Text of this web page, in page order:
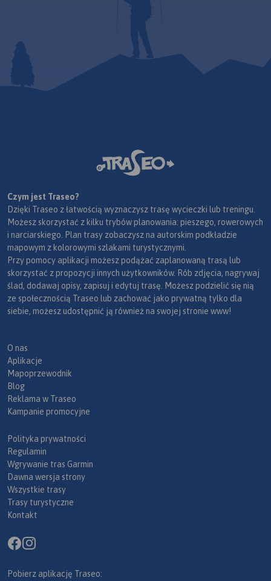
Czym jest Traseo?
Dzięki Traseo z łatwością wyznaczysz trasę wycieczki lub treningu.
Możesz skorzystać z kilku trybów planowania: pieszego, rowerowych
i narciarskiego. Plan trasy zobaczysz na autorskim podkładzie
mapowym z kolorowymi szlakami turystycznymi.
Przy pomocy aplikacji możesz podążać zaplanowaną trasą lub
skorzystać z propozycji innych użytkowników. Rób zdjęcia, nagrywaj
ślad, dodawaj opisy, zapisuj i edytuj trasę. Możesz podzielić się nią
ze społecznością Traseo lub zachować jako prywatną tylko dla
siebie, możesz udostępnić ją również na swojej stronie www!
O nas
Aplikacje
Mapoprzewodnik
Blog
Reklama w Traseo
Kampanie promocyjne
Polityka prywatności
Regulamin
Wgrywanie tras Garmin
Dawna wersja strony
Wszystkie trasy
Trasy turystyczne
Kontakt
Pobierz aplikację Traseo: